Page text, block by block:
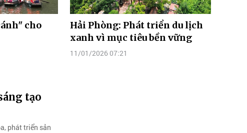
cho
Hải Phòng: Phát triển du lịch
xanh vì mục tiêu bền vững
11/01/2026 07:21
tạo
phát triển sản